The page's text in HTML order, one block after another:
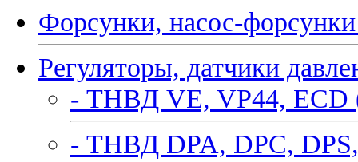
Форсунки, насос-
Регуляторы, датчики
- ТНВД VE, VP44, ECD
- ТНВД DPA, DPC,